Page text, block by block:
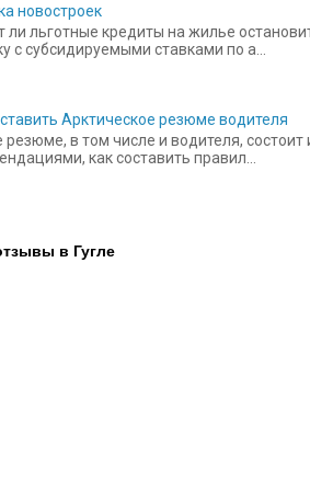
новостроек
ли льготные кредиты на жилье
с субсидируемыми ставками по а...
Арктическое резюме водителя
в том числе и водителя, состоит
как составить правил...
в Гугле